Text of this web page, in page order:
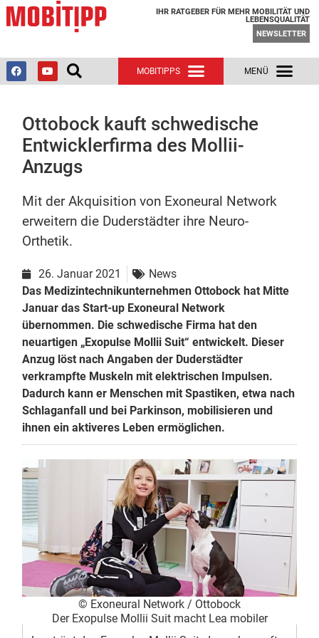
IHR RATGEBER FÜR MEHR MOBILITÄT UND
LEBENSQUALITÄT
NEWSLETTER
Ottobock kauft schwedische
Entwicklerfirma des Mollii-
Anzugs
Mit der Akquisition von Exoneural Network
erweitern die Duderstädter ihre Neuro-
Orthetik.
26. Januar 2021
News
Das Medizintechnikunternehmen Ottobock hat Mitte
Januar das Start-up Exoneural Network
übernommen. Die schwedische Firma hat den
neuartigen „Exopulse Mollii Suit“ entwickelt. Dieser
Anzug löst nach Angaben der Duderstädter
verkrampfte Muskeln mit elektrischen Impulsen.
Dadurch kann er Menschen mit Spastiken, etwa nach
Schlaganfall und bei Parkinson, mobilisieren und
ihnen ein aktiveres Leben ermöglichen.
© Exoneural Network / Ottobock
Der Exopulse Mollii Suit macht Lea mobiler